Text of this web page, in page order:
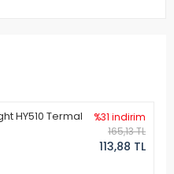
HY510 Termal
%31 indirim
165,13 TL
113,88 TL